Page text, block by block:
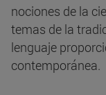
nociones de la
temas de la
lenguaje
contemporánea.